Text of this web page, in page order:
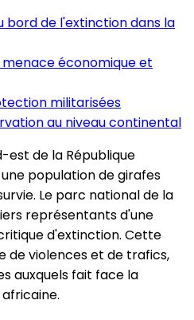
bord de l'extinction dans la
économique et
militarisées
au niveau continental
est de la République
population de girafes
Le parc national de la
représentants d'une
d'extinction. Cette
de violences et de trafics,
auxquels fait face la